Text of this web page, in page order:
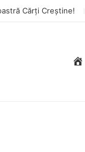
Cărți Creștine!